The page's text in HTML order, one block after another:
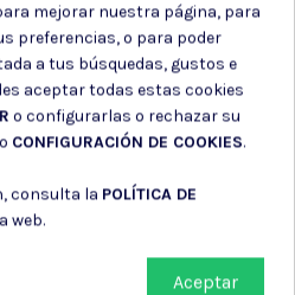
de archivo: 5120KB
permitida:
archivo
mejorar nuestra página, para
preferencias, o para poder
a tus búsquedas, gustos e
aceptar todas estas cookies
o configurarlas o rechazar su
CONFIGURACIÓN DE COOKIES.
consulta la POLÍTICA DE
web.
Aceptar